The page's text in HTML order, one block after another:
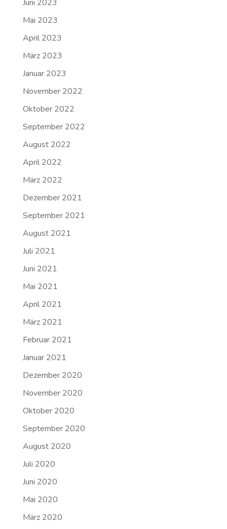
Juni 2023
Mai 2023
April 2023
März 2023
Januar 2023
November 2022
Oktober 2022
September 2022
August 2022
April 2022
März 2022
Dezember 2021
September 2021
August 2021
Juli 2021
Juni 2021
Mai 2021
April 2021
März 2021
Februar 2021
Januar 2021
Dezember 2020
November 2020
Oktober 2020
September 2020
August 2020
Juli 2020
Juni 2020
Mai 2020
März 2020